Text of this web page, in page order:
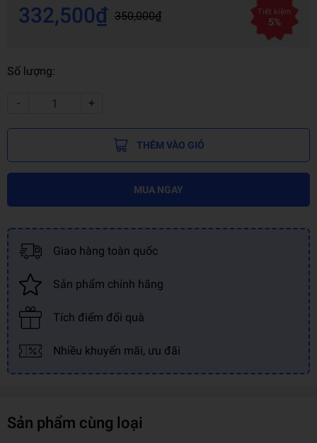
332,500₫ 350,000₫ Tiết kiệm
5%
Số lượng:
- +
THÊM VÀO GIỎ
MUA NGAY
Giao hàng toàn quốc
Sản phẩm chính hãng
Tích điểm đổi quà
Nhiều khuyến mãi, ưu đãi
Sản phẩm cùng loại